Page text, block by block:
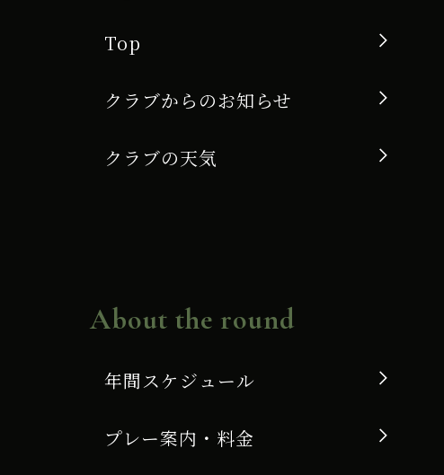
Top
クラブからのお知らせ
クラブの天気
About the round
年間スケジュール
プレー案内・料金